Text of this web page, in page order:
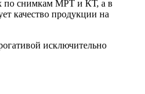
по снимкам МРТ и КТ, а в
качество продукции на
исключительно